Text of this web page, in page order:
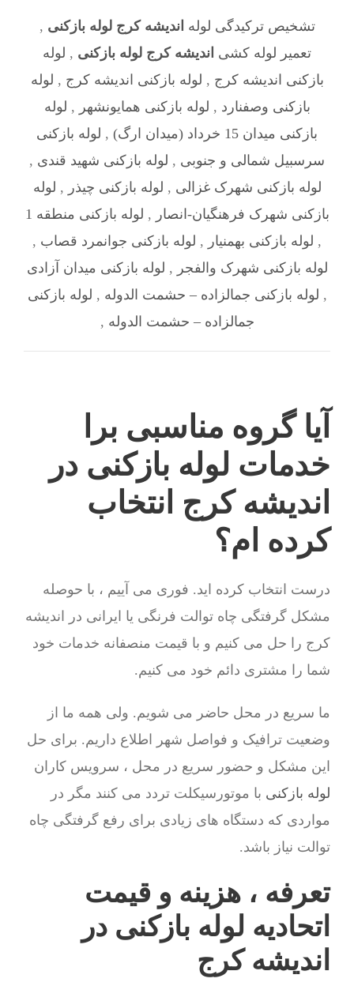
تشخیص ترکیدگی لوله اندیشه کرج لوله بازکنی ,
تعمیر لوله کشی اندیشه کرج لوله بازکنی , لوله
بازکنی اندیشه کرج , لوله بازکنی اندیشه کرج , لوله
بازکنی وصفنارد , لوله بازکنی همایونشهر , لوله
بازکنی میدان 15 خرداد (میدان ارگ)
, لوله بازکنی
سرسبیل شمالی و جنوبی , لوله بازکنی شهید قندی ,
لوله بازکنی شهرک غزالی , لوله بازکنی چیذر , لوله
بازکنی شهرک فرهنگیان-انصار , لوله بازکنی منطقه 1
, لوله بازکنی بهمنیار , لوله بازکنی جوانمرد قصاب ,
لوله بازکنی شهرک والفجر , لوله بازکنی میدان آزادی
, لوله بازکنی جمالزاده – حشمت الدوله , لوله بازکنی
جمالزاده – حشمت الدوله ,
آیا گروه مناسبی برا
خدمات لوله بازکنی در
اندیشه کرج انتخاب
کرده ام؟
درست انتخاب کرده اید. فوری می آییم ، با حوصله
مشکل گرفتگی چاه توالت فرنگی یا ایرانی در اندیشه
کرج را حل می کنیم و با قیمت منصفانه خدمات خود
شما را مشتری دائم خود می کنیم.
ما سریع در محل حاضر می شویم. ولی همه ما از
وضعیت ترافیک و فواصل شهر اطلاع داریم. برای حل
این مشکل و حضور سریع در محل ، سرویس کاران
لوله بازکنی با موتورسیکلت تردد می کنند مگر در
مواردی که دستگاه های زیادی برای رفع گرفتگی چاه
توالت نیاز باشد.
تعرفه ، هزینه و قیمت
اتحادیه لوله بازکنی در
اندیشه کرج